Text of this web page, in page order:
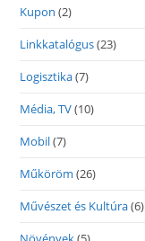
Kupon (2)
Linkkatalógus(23)
Logisztika(7)
Média, TV(10)
Mobil(7)
Műköröm (26)
Művészet és Kultúra(6)